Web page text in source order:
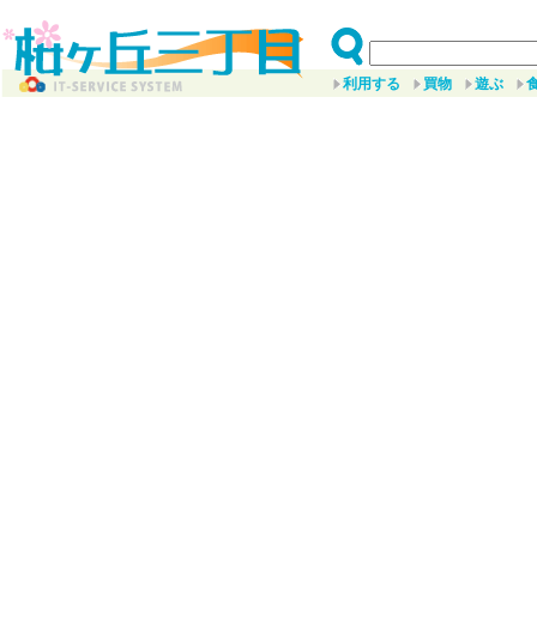
利用する 買物 遊ぶ